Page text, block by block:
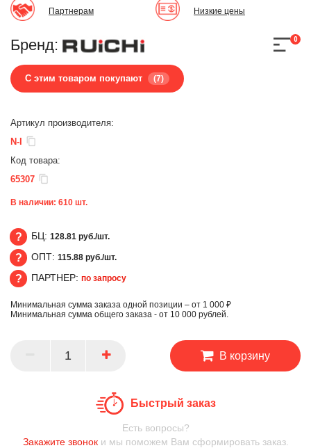
Партнерам Низкие цены
Бренд:
С этим товаром покупают (7)
0
Артикул производителя:
N-I
Код товара:
65307
В наличии: 610 шт.
БЦ
БЦ: 128.81 руб./шт.
ОПТ
ОПТ: 115.88 руб./шт.
ПАРТНЕР
ПАРТНЕР: по запросу
Минимальная сумма заказа одной позиции – от 1 000 ₽
Минимальная сумма общего заказа - от 10 000 рублей.
В корзину
Быстрый заказ
Есть вопросы?
Закажите звоноки мы поможем Вам сформировать заказ.